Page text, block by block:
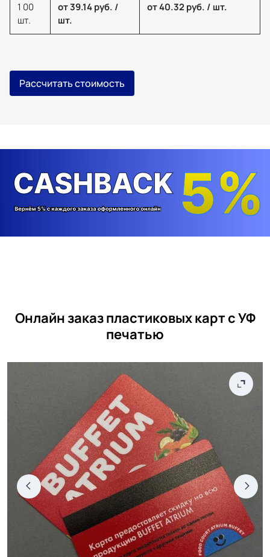
1 00
шт.
от 39.14 руб. /
шт.
от 40.32 руб. / шт.
Рассчитать стоимость
Онлайн заказ пластиковых карт с УФ
печатью